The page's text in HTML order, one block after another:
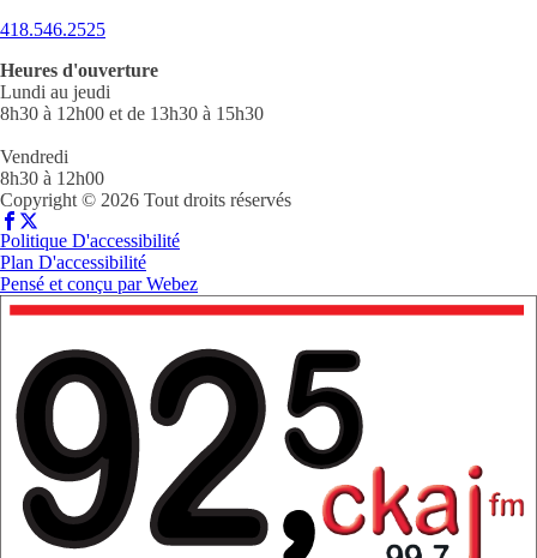
418.546.2525
Heures d'ouverture
Lundi au jeudi
8h30 à 12h00 et de 13h30 à 15h30
Vendredi
8h30 à 12h00
Copyright © 2026 Tout droits réservés
Politique D'accessibilité
Plan D'accessibilité
Pensé et conçu parWebez